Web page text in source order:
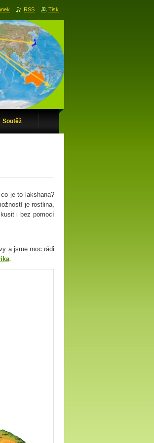
Soutěž
je to lakshana?
je rostlina,
i bez pomocí
a jsme moc rádi
.
RSS Tisk